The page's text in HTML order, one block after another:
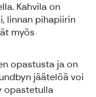
Kahvila on
linnan pihapiirin
myös
opastusta ja on
jäätelöä voi
opastetulla